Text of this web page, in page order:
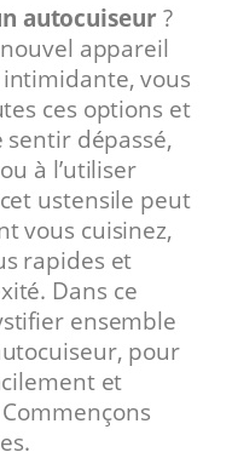
autocuiseur?
appareil
vous
ces options et
sentir dépassé,
à l’utiliser
ustensile peut
vous cuisinez,
rapides et
Dans ce
ensemble
pour
et